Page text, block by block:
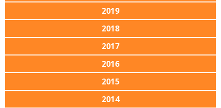
2019
2018
2017
2016
2015
2014